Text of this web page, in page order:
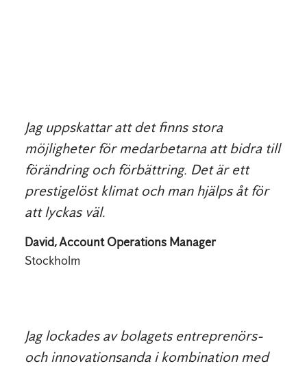
Jag uppskattar att det finns stora
möjligheter för medarbetarna att bidra till
förändring och förbättring. Det är ett
prestigelöst klimat och man hjälps åt för
att lyckas väl.
David, Account Operations Manager
Stockholm
Jag lockades av bolagets entreprenörs-
och innovationsanda i kombination med